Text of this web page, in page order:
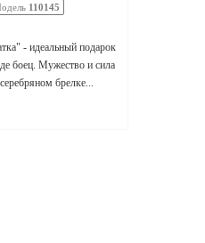
110145
- идеальный подарок
боец. Мужество и сила
брелке...